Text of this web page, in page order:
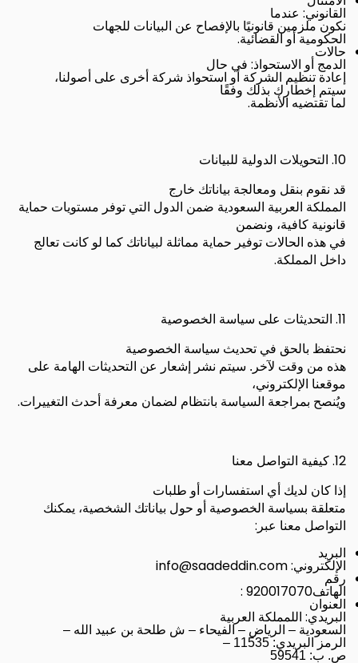
القانوني: عندما
نكون ملزمين قانونيًا بالإفصاح عن البيانات للجهات
الحكومية أو القضائية.
حالات
الدمج أو الاستحواذ: في حال
إعادة تنظيم الشركة أو استحواذ شركة أخرى على أصولنا،
سيتم إخطارك بذلك وفقًا
لما تقتضيه الأنظمة.
10. التحويلات الدولية للبيانات
قد نقوم بنقل ومعالجة بياناتك خارج
المملكة العربية السعودية ضمن الدول التي توفر مستويات حماية
قانونية كافية، ونضمن
في هذه الحالات توفير حماية مماثلة لبياناتك كما لو كانت تعالج
داخل المملكة.
11. التحديثات على سياسة الخصوصية
نحتفظ بالحق في تحديث سياسة الخصوصية
هذه من وقت لآخر. سيتم نشر إشعار عن التحديثات الهامة على
موقعنا الإلكتروني،
ويُنصح بمراجعة السياسة بانتظام لضمان معرفة أحدث التغييرات.
12. كيفية التواصل معنا
إذا كان لديك أي استفسارات أو طلبات
متعلقة بسياسة الخصوصية أو حول بياناتك الشخصية، يمكنك
التواصل معنا عبر :
البريد
الإلكتروني: info@saadeddin.com
رقم
الهاتف920017070 :
العنوان
البريدي: اللمملكة العربية
السعودية – الرياض – الفيحاء – ش طلحة بن عبيد الله –
الرمز البريدي: 11535 –
ص. ب: 59541